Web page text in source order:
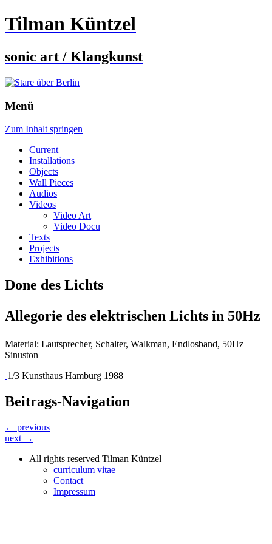
Tilman Küntzel
sonic art / Klangkunst
Menü
Zum Inhalt springen
Current
Installations
Objects
Wall Pieces
Audios
Videos
Video Art
Video Docu
Texts
Projects
Exhibitions
Done des Lichts
Allegorie des elektrischen Lichts in 50Hz
Material: Lautsprecher, Schalter, Walkman, Endlosband, 50Hz
Sinuston
1/3 Kunsthaus Hamburg 1988
Beitrags-Navigation
← previous
next →
All rights reserved Tilman Küntzel
curriculum vitae
Contact
Impressum